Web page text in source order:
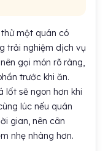
một quán có
trải nghiệm dịch vụ
gọi món rõ ràng,
trước khi ăn.
lốt sẽ ngon hơn khi
lúc nếu quán
gian, nên cân
nhẹ nhàng hơn.